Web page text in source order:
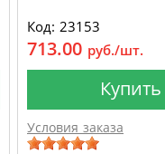
Код: 23153
713.00 руб./шт.
Купить
Условия заказа